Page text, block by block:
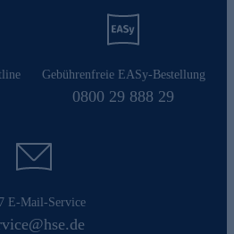
Gebührenfreie EASy-Bestellung
0800 29 888 29
E-Mail-Service